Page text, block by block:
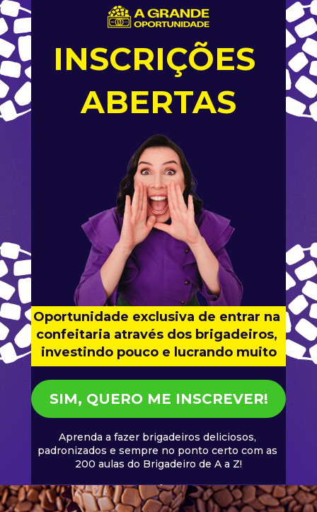
INSCRIÇÕES
ABERTAS
Oportunidade exclusiva de entrar na
confeitaria através dos brigadeiros,
investindo pouco e lucrando muito
Aprenda a fazer brigadeiros deliciosos,
padronizados e sempre no ponto certo com as
200 aulas do Brigadeiro de A a Z!
SIM, QUERO ME INSCREVER!